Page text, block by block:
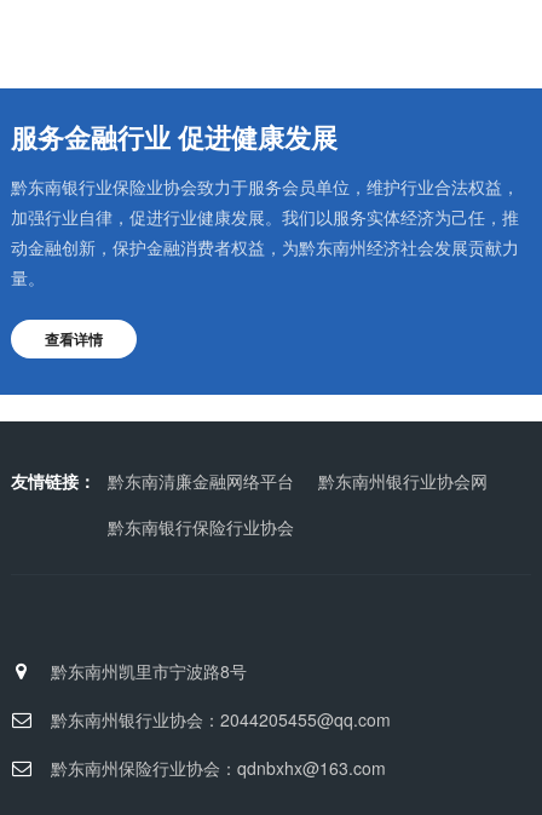
行业生态。
育盛宴。
服务金融行业 促进健康发展
黔东南银行业保险业协会致力于服务会员单位，维护行业合法权益，
加强行业自律，促进行业健康发展。我们以服务实体经济为己任，推
动金融创新，保护金融消费者权益，为黔东南州经济社会发展贡献力
量。
查看详情
友情链接： 黔东南清廉金融网络平台
黔东南州银行业协会网
黔东南银行保险行业协会
黔东南州凯里市宁波路8号
黔东南州银行业协会：2044205455@qq.com